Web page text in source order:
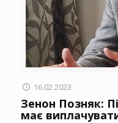
16.02.2023
Зенон Позняк:
має